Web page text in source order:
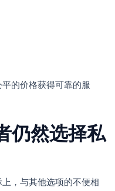
的价格获得可靠的服
仍然选择私
，与其他选项的不便相